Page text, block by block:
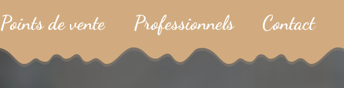
Points de vente Professionnels Contact